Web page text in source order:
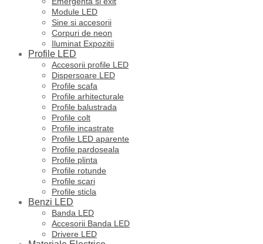
Module LED
Sine si accesorii
Corpuri de neon
Iluminat Expozitii
Profile LED
Accesorii profile LED
Dispersoare LED
Profile scafa
Profile arhitecturale
Profile balustrada
Profile colt
Profile incastrate
Profile LED aparente
Profile pardoseala
Profile plinta
Profile rotunde
Profile scari
Profile sticla
Benzi LED
Banda LED
Accesorii Banda LED
Drivere LED